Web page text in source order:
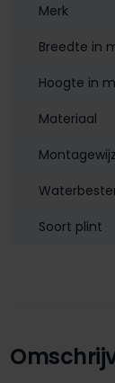
Merk
Breedte in
Hoogte in
Materiaal
Soort plint